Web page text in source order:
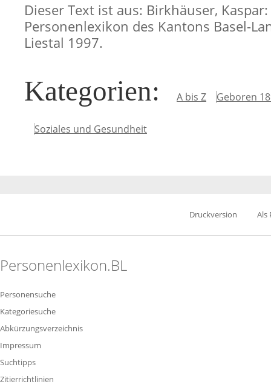
Dieser Text ist aus: Birkhäuser, Kaspar:
Personenlexikon des Kantons Basel-
Liestal 1997.
Kategorien: A bis Z Geboren
Soziales und Gesundheit
Druckversion Als
Personenlexikon.BL
Personensuche
Kategoriesuche
Abkürzungsverzeichnis
Impressum
Suchtipps
Zitierrichtlinien